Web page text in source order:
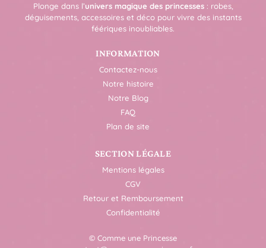
Plonge dans l’univers magique des princesses: robes,
déguisements, accessoires et déco pour vivre des instants
féériques inoubliables.
INFORMATION
Contactez-nous
Notre histoire
Notre Blog
FAQ
Plan de site
SECTION LÉGALE
Mentions légales
CGV
Retour et Remboursement
Confidentialité
© Comme une Princesse